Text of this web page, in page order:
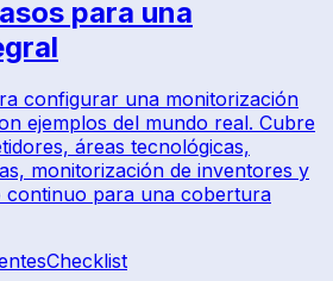
para una
configurar una monitorización
ejemplos del mundo real. Cubre
áreas tecnológicas,
monitorización de inventores y
continuo para una cobertura
Checklist